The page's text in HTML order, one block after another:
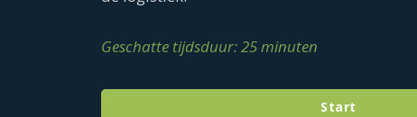
Geschatte tijdsduur: 25 minuten
Start